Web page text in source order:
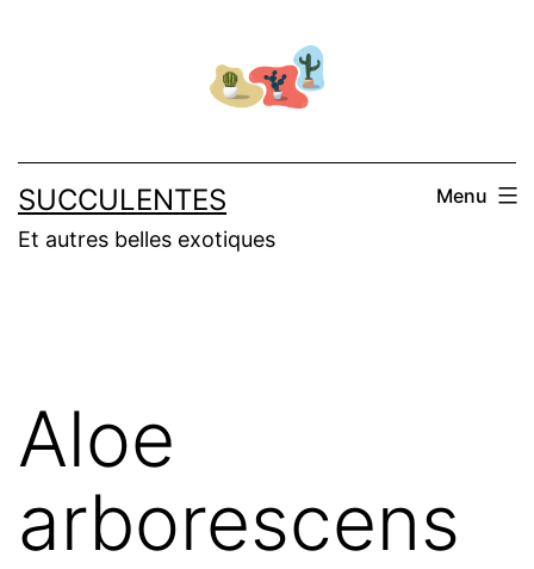
SUCCULENTES
Et autres belles exotiques
Menu
Aloe
arborescens